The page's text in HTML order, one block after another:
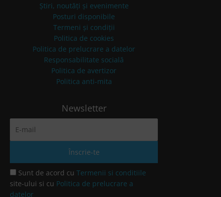
Știri, noutăți și evenimente
Posturi disponibile
Termeni și condiții
Politica de cookies
Politica de prelucrare a datelor
Responsabilitate socială
Politica de avertizor
Politica anti-mita
Newsletter
Sunt de acord cu Termenii si conditiile
site-ului si cu Politica de prelucrare a
datelor